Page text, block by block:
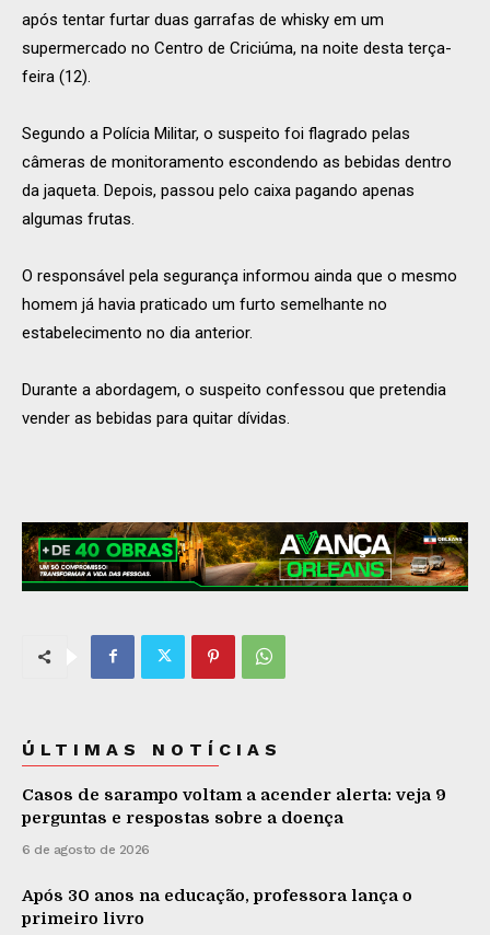
após tentar furtar duas garrafas de whisky em um
supermercado no Centro de Criciúma, na noite desta terça-
feira (12).
Segundo a Polícia Militar, o suspeito foi flagrado pelas
câmeras de monitoramento escondendo as bebidas dentro
da jaqueta. Depois, passou pelo caixa pagando apenas
algumas frutas.
O responsável pela segurança informou ainda que o mesmo
homem já havia praticado um furto semelhante no
estabelecimento no dia anterior.
Durante a abordagem, o suspeito confessou que pretendia
vender as bebidas para quitar dívidas.
ÚLTIMAS NOTÍCIAS
Casos de sarampo voltam a acender alerta: veja 9
perguntas e respostas sobre a doença
6 de agosto de 2026
Após 30 anos na educação, professora lança o
primeiro livro